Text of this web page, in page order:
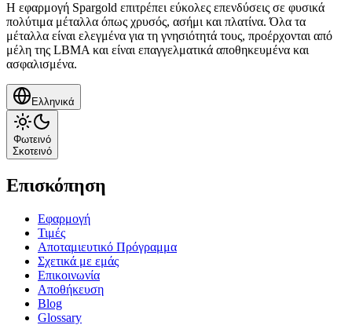
Η εφαρμογή Spargold επιτρέπει εύκολες επενδύσεις σε φυσικά
πολύτιμα μέταλλα όπως χρυσός, ασήμι και πλατίνα. Όλα τα
μέταλλα είναι ελεγμένα για τη γνησιότητά τους, προέρχονται από
μέλη της LBMA και είναι επαγγελματικά αποθηκευμένα και
ασφαλισμένα.
Ελληνικά
Φωτεινό
Σκοτεινό
Επισκόπηση
Εφαρμογή
Τιμές
Αποταμιευτικό Πρόγραμμα
Σχετικά με εμάς
Επικοινωνία
Αποθήκευση
Blog
Glossary